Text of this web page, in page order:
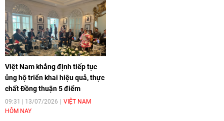
bật đối với tiến trình xây dựng
Cộng đồng ASEAN.
Việt Nam khẳng định tiếp tục
ủng hộ triển khai hiệu quả, thực
chất Đồng thuận 5 điểm
09:31 | 13/07/2026
VIỆT NAM
HÔM NAY